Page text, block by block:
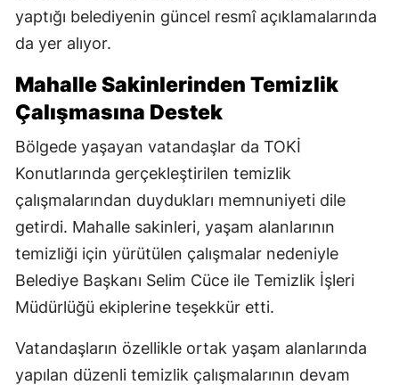
yaptığı belediyenin güncel resmî açıklamalarında
da yer alıyor.
Mahalle Sakinlerinden Temizlik
Çalışmasına Destek
Bölgede yaşayan vatandaşlar da TOKİ
Konutlarında gerçekleştirilen temizlik
çalışmalarından duydukları memnuniyeti dile
getirdi. Mahalle sakinleri, yaşam alanlarının
temizliği için yürütülen çalışmalar nedeniyle
Belediye Başkanı Selim Cüce ile Temizlik İşleri
Müdürlüğü ekiplerine teşekkür etti.
Vatandaşların özellikle ortak yaşam alanlarında
yapılan düzenli temizlik çalışmalarının devam